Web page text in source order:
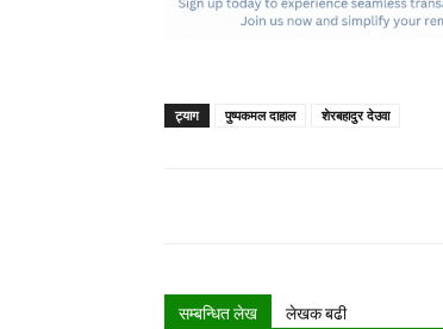
ट्याग पुष्पकमल दाहाल शेरबहादुर देउवा
सम्बन्धित लेख लेखक बढी